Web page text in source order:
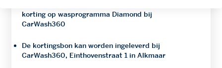
korting op wasprogramma Diamond bij
CarWash360
De kortingsbon kan worden ingeleverd bij
CarWash360, Einthovenstraat 1 in Alkmaar